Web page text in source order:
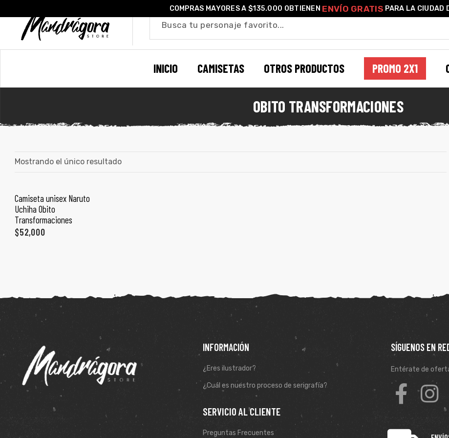
COMPRAS MAYORES A $135.000 OBTIENEN ENVÍO GRATIS PARA LA CIUDAD
INICIO CAMISETAS OTROS PRODUCTOS PROMO 2X1
OBITO TRANSFORMACIONES
Mostrando el único resultado
Camiseta unisex Naruto
Uchiha Obito
Transformaciones
$52,000
INFORMACIÓN
¿Eres ilustrador?
¿Cuál es nuestro proceso de serigrafía?
SERVICIO AL CLIENTE
Preguntas Frecuentes
SÍGUENOS EN
Entérate de
|